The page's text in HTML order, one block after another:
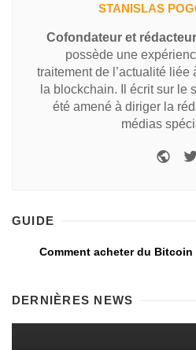
STANISLAS
Cofondateur et
possède une
traitement de l’actualité liée
la blockchain. Il écrit sur le
été amené à diriger la
médias
GUIDE
Comment acheter du Bitcoin
DERNIÈRES NEWS